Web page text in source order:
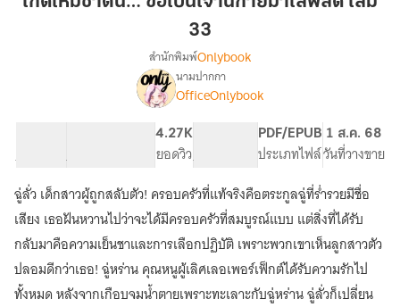
นิกาย
เล่ม
33
33
เรื่อง[จบ]
เกิด
เป็น
เจ้า
นิกาย
มา
ไลฟ์
สด
สำนักพิมพ์Onlybook
นามปากกา
OfficeOnlybook
จำนวนคำ จำนวนหน้า (A5)
4.27K
ยอดวิวระดับเนื้อหา
PDF/EPUB
ประเภทไฟล์
1 ส.ค. 68
วันที่วางขาย
ฉู่ลั่ว เด็กสาวผู้ถูกสลับตัว! ครอบครัวที่แท้จริงคือตระกูลฉู่ที่ร่ำรวยมีชื่อ
เสียง เธอฝันหวานไปว่าจะได้มีครอบครัวที่สมบูรณ์แบบ แต่สิ่งที่ได้รับ
กลับมาคือความเย็นชาและการเลือกปฏิบัติ เพราะพวกเขาเห็นลูกสาวตัว
ปลอมดีกว่าเธอ! ฉู่หร่าน คุณหนูผู้เลิศเลอเพอร์เฟ็กต์ได้รับความรักไป
ทั้งหมด หลังจากเกือบจมน้ำตายเพราะทะเลาะกับฉู่หร่าน ฉู่ลั่วก็เปลี่ยน